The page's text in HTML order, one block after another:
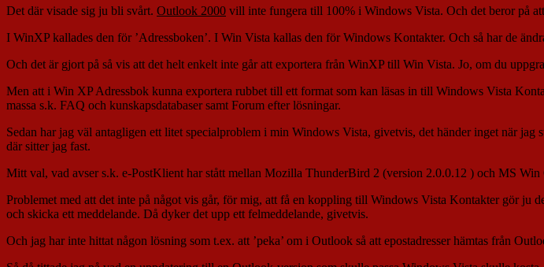
Det där visade sig ju bli svårt. Outlook 2000 vill inte fungera till 100% i Windows Vista. Och det beror på
I WinXP kallades den för ’Adressboken’. I Win Vista kallas den för Windows Kontakter. Och så har de
Och det är gjort på så vis att det helt enkelt inte går att exportera från WinXP till Win Vista. Jo, om du
Men att i Win XP Adressbok kunna exportera rubbet till ett format som kan läsas in till Windows Vista
massa s.k. FAQ och kunskapsdatabaser samt Forum efter lösningar.
Sedan har jag väl antagligen ett litet specialproblem i min Windows Vista, givetvis, det händer inget när
där sitter jag fast.
Mitt val, vad avser s.k. e-PostKlient har stått mellan Mozilla ThunderBird 2 (version 2.0.0.12 ) och MS
Problemet med att det inte på något vis går, för mig, att få en koppling till Windows Vista Kontakter gör
och skicka ett meddelande. Då dyker det upp ett felmeddelande, givetvis.
Och jag har inte hittat någon lösning som t.ex. att ’peka’ om i Outlook så att epostadresser hämtas från